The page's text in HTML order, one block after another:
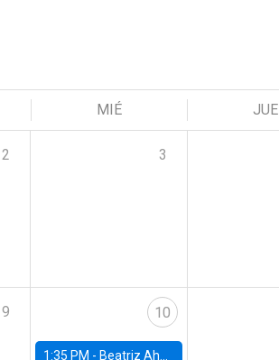
MIÉ JUE
2 3
9 10
1:35 PM - Beatriz Ahumada, PhD candidate, Universidad de Pittsburgh